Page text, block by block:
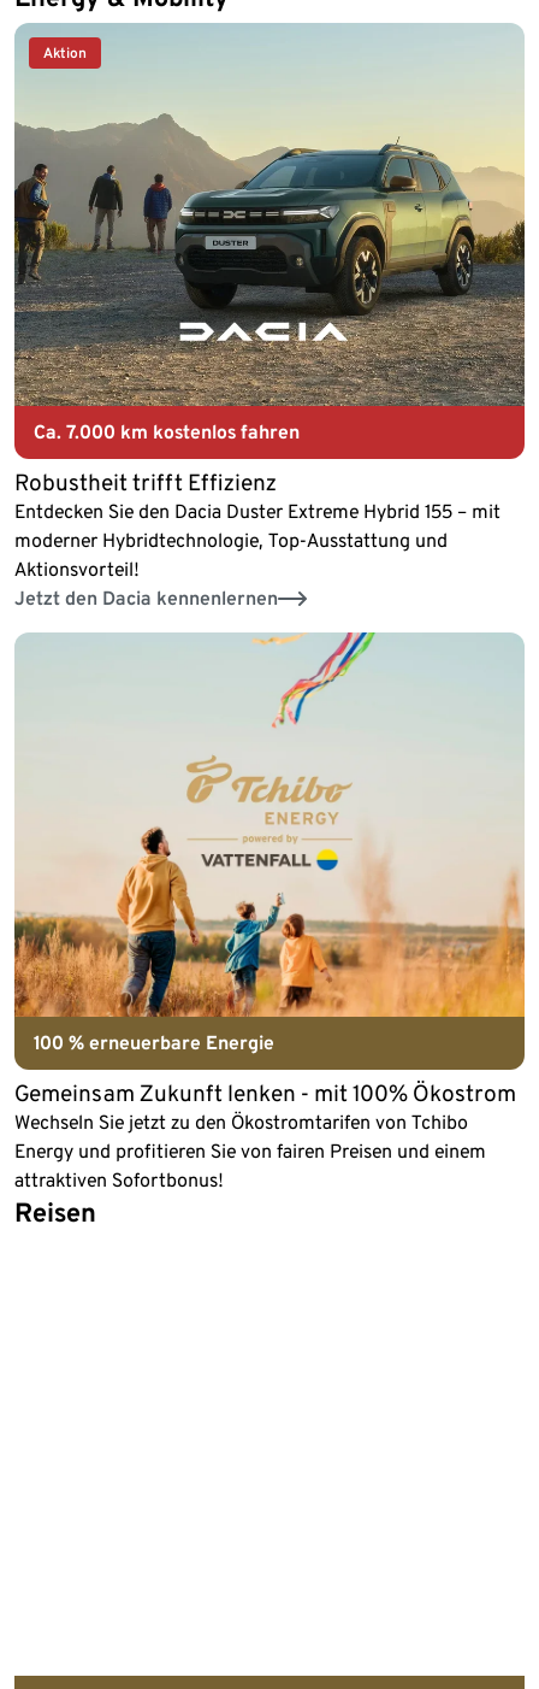
Aktion
Ca. 7.000 km kostenlos fahren
Robustheit trifft Effizienz
Entdecken Sie den Dacia Duster Extreme Hybrid 155 – mit
moderner Hybridtechnologie, Top-Ausstattung und
Aktionsvorteil!
Jetzt den Dacia kennenlernen
100 % erneuerbare Energie
Gemeinsam Zukunft lenken - mit 100% Ökostrom
Wechseln Sie jetzt zu den Ökostromtarifen von Tchibo
Energy und profitieren Sie von fairen Preisen und einem
attraktiven Sofortbonus!
Reisen